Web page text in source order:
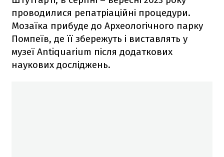
проводилися репатріаційні процедури.
Мозаїка прибуде до Археологічного парку
Помпеїв, де її збережуть і виставлять у
музеї Antiquarium після додаткових
наукових досліджень.